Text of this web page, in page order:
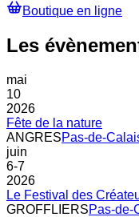
Boutique en ligne
Les
mai
10
2026
Fête de la nature
ANGRESPas-de-
juin
6-7
2026
Le Festival des
GROFFLIERSPas-de-